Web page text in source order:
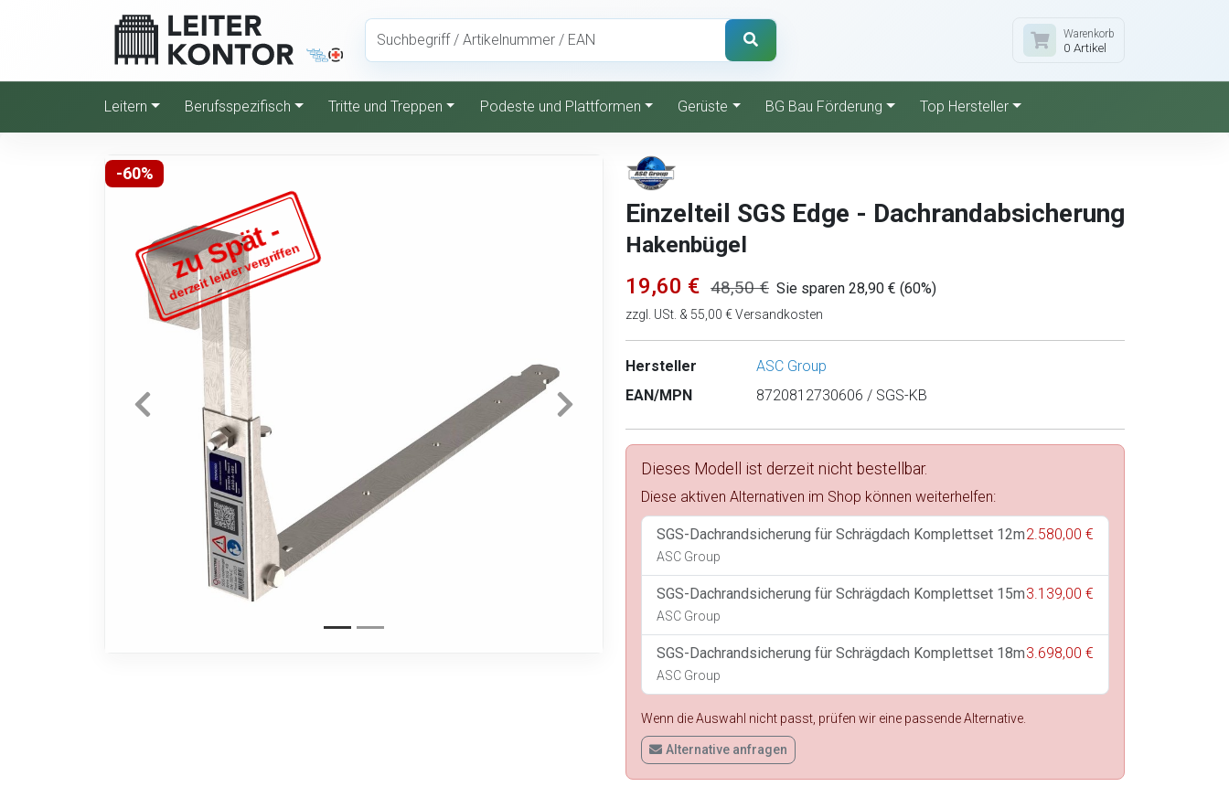
Warenkorb
0 Artikel
Leitern Berufsspezifisch Tritte und Treppen Podeste und Plattformen Gerüste BG Bau Förderung Top Hersteller
-60%
Einzelteil SGS Edge - Dachrandabsicherung
Hakenbügel
19,60 € 48,50 € Sie sparen 28,90 € (60%)
zzgl. USt. & 55,00 € Versandkosten
Hersteller
ASC Group
EAN/MPN
8720812730606 / SGS-KB
Dieses Modell ist derzeit nicht bestellbar.
Diese aktiven Alternativen im Shop können weiterhelfen:
SGS-Dachrandsicherung für Schrägdach Komplettset 12m
ASC Group
2.580,00 €
SGS-Dachrandsicherung für Schrägdach Komplettset 15m
ASC Group
3.139,00 €
SGS-Dachrandsicherung für Schrägdach Komplettset 18m
ASC Group
3.698,00 €
Wenn die Auswahl nicht passt, prüfen wir eine passende Alternative.
Alternative anfragen